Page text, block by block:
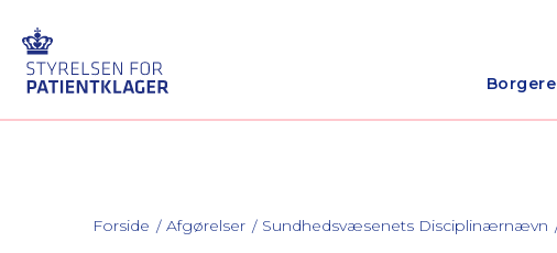
Borgere
Forside Afgørelser Sundhedsvæsenets Disciplinærnævn